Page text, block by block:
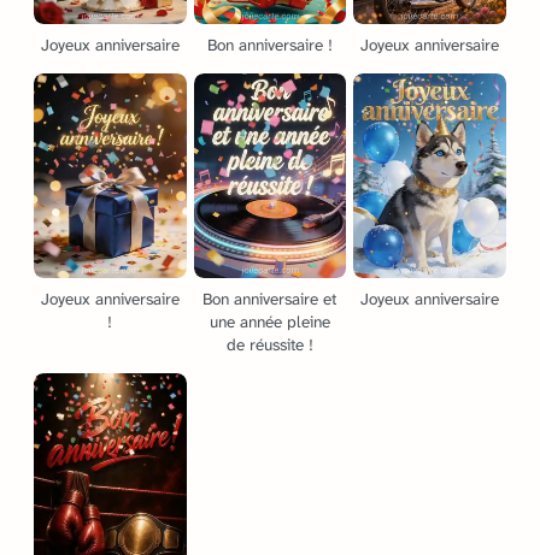
Joyeux anniversaire Bon anniversaire ! Joyeux anniversaire
Joyeux anniversaire
!
Bon anniversaire et
une année pleine
de réussite !
Joyeux anniversaire